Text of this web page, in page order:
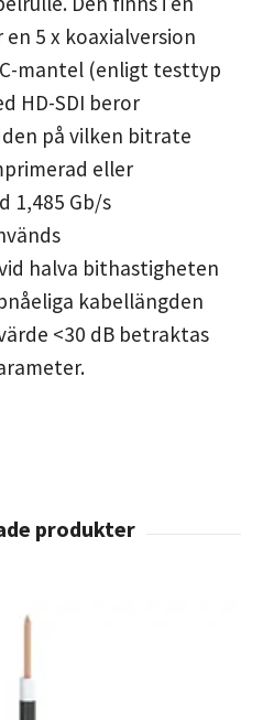
5 x koaxialversion
mantel (enligt testtyp
HD-SDI beror
på vilken bitrate
eller
1,485 Gb/s
halva bithastigheten
kabellängden
<30 dB betraktas